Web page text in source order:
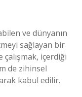
ve dünyanın
sağlayan bir
içerdiği
de zihinsel
kabul edilir.